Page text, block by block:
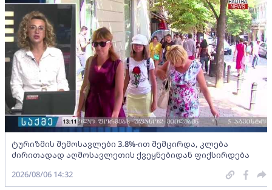
ტურიზმის შემოსავლები 3.8%-ით შემცირდა, კლება
ძირითადად აღმოსავლეთის ქვეყნებიდან ფიქსირდება
2026/08/06 14:32